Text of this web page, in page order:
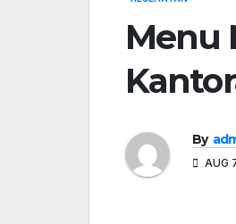
Menu
By
AUG